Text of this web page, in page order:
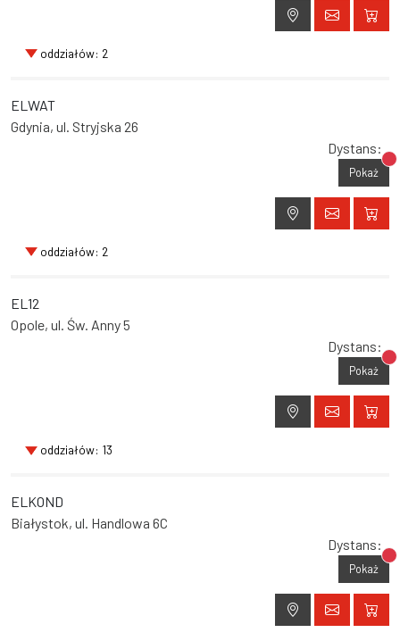
oddziałów: 2
ELWAT
Gdynia, ul. Stryjska 26
Dystans:
Pokaż
oddziałów: 2
EL12
Opole, ul. Św. Anny 5
Dystans:
Pokaż
oddziałów: 13
ELKOND
Białystok, ul. Handlowa 6C
Dystans:
Pokaż